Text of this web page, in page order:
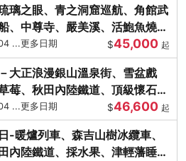
璃之眼、青之洞窟巡航、角館武
、中尊寺、嚴美溪、活鮑魚燒、
...更多日期 $45,000 起
大正浪漫銀山溫泉街、雪盆戲
莓、秋田內陸鐵道、頂級懷石料
...更多日期 $46,600 起
-暖爐列車、森吉山樹冰纜車、
內陸鐵道、採水果、津輕藩睡魔